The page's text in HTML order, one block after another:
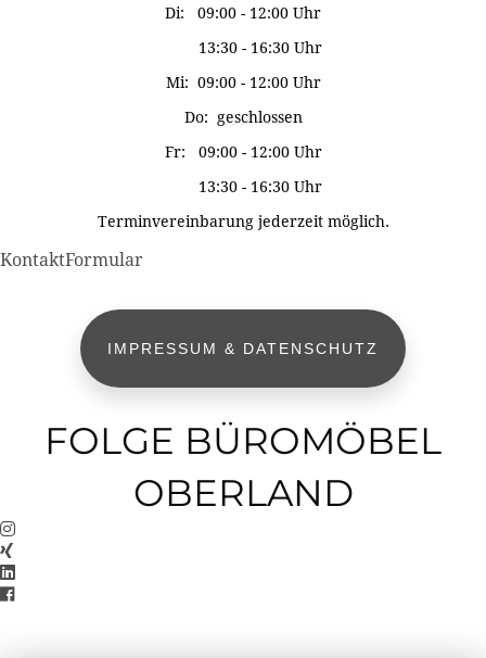
Di: 09:00 - 12:00 Uhr
13:30 - 16:30 Uhr
Mi: 09:00 - 12:00 Uhr
Do: geschlossen
Fr: 09:00 - 12:00 Uhr
13:30 - 16:30 Uhr
Terminvereinbarung jederzeit möglich.
KontaktFormular
IMPRESSUM & DATENSCHUTZ
FOLGE BÜROMÖBEL
OBERLAND